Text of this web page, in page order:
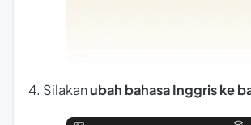
4. Silakanubah bahasa Inggris ke